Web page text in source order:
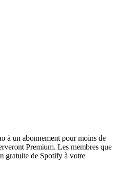
à un abonnement pour moins de
Premium. Les membres que
gratuite de Spotify à votre